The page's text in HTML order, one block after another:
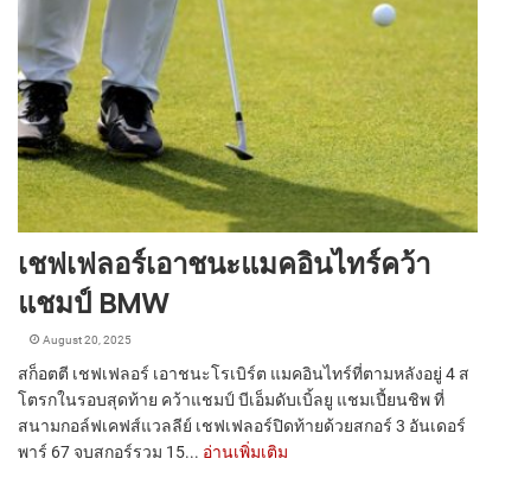
เชฟเฟลอร์เอาชนะแมคอินไทร์คว้า
แชมป์ BMW
August 20, 2025
สก็อตตี เชฟเฟลอร์ เอาชนะโรเบิร์ต แมคอินไทร์ที่ตามหลังอยู่ 4 ส
โตรกในรอบสุดท้าย คว้าแชมป์ บีเอ็มดับเบิ้ลยู แชมเปี้ยนชิพ ที่
สนามกอล์ฟเคฟส์แวลลีย์ เชฟเฟลอร์ปิดท้ายด้วยสกอร์ 3 อันเดอร์
พาร์ 67 จบสกอร์รวม 15... อ่านเพิ่มเติม